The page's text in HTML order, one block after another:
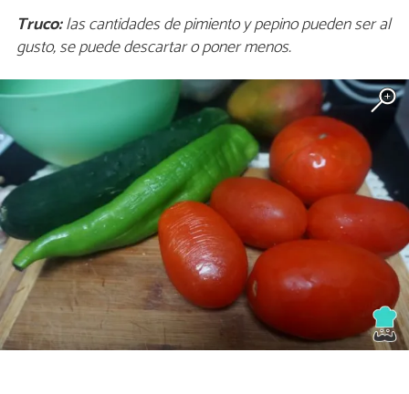
Truco:las cantidades de pimiento y pepino pueden ser al
gusto, se puede descartar o poner menos.